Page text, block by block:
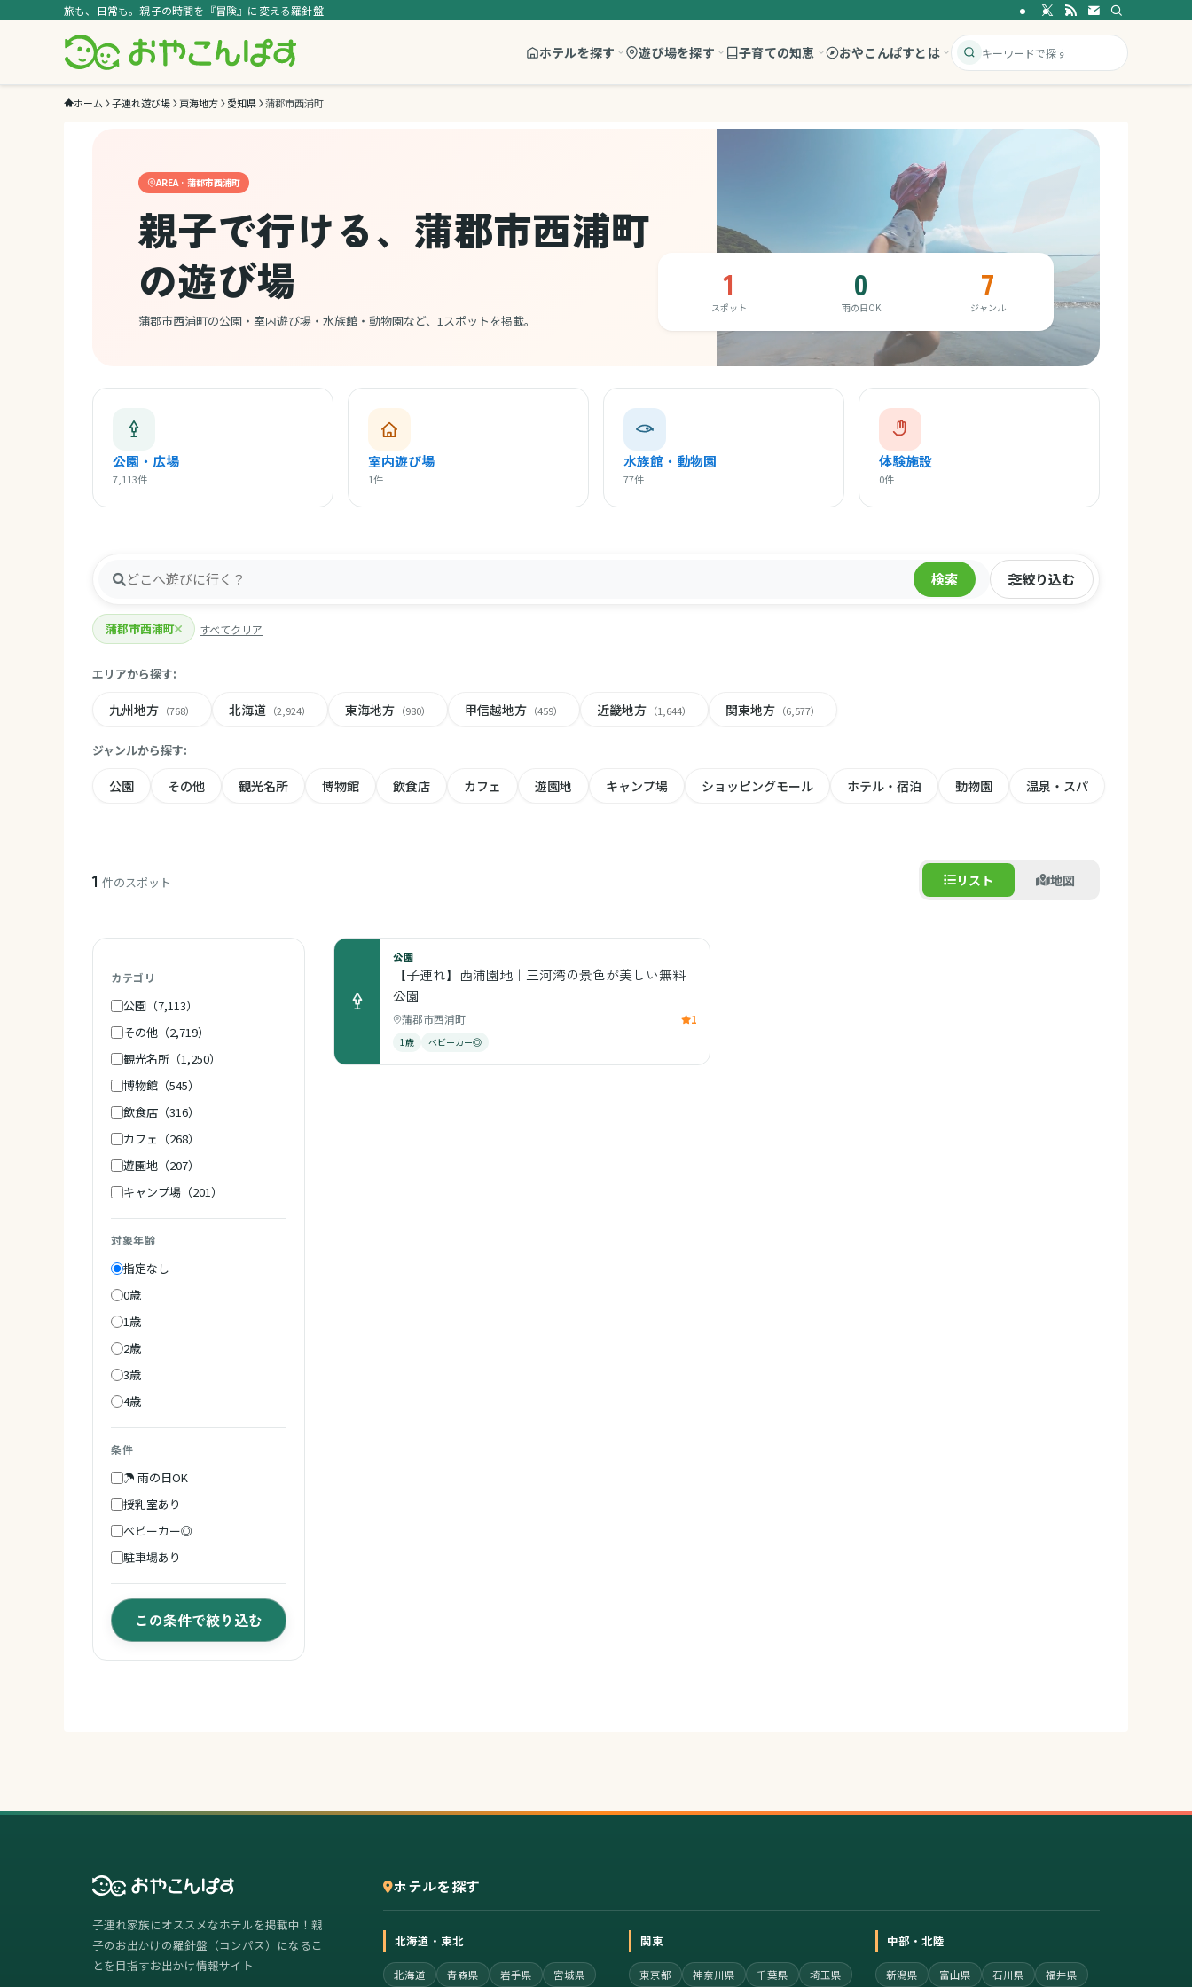
旅も、日常も。親子の時間を『冒険』に変える羅針盤
ホテルを探す 遊び場を探す 子育ての知恵 おやこんぱすとは
ホーム 子連れ遊び場 東海地方 愛知県 蒲郡市西浦町
AREA · 蒲郡市西浦町
親子で行ける、蒲郡市西浦町
の遊び場
蒲郡市西浦町の公園・室内遊び場・水族館・動物園など、1スポットを掲載。
1
スポット
0
雨の日OK
7
ジャンル
公園・広場
7,113件
室内遊び場
1件
水族館・動物園
77件
体験施設
0件
検索 絞り込む
蒲郡市西浦町 すべてクリア
エリアから探す:
九州地方 （768） 北海道 （2,924） 東海地方 （980） 甲信越地方 （459） 近畿地方 （1,644） 関東地方 （6,577）
ジャンルから探す:
公園 その他 観光名所 博物館 飲食店 カフェ 遊園地 キャンプ場 ショッピングモール ホテル・宿泊 動物園 温泉・スパ
1 件のスポット リスト 地図
カテゴリ
公園（7,113）
その他（2,719）
観光名所（1,250）
博物館（545）
飲食店（316）
カフェ（268）
遊園地（207）
キャンプ場（201）
対象年齢
指定なし
0歳
1歳
2歳
3歳
4歳
条件
☂ 雨の日OK
授乳室あり
ベビーカー◎
駐車場あり
この条件で絞り込む
公園
【子連れ】西浦園地｜三河湾の景色が美しい無料
公園
蒲郡市西浦町 1
1歳 ベビーカー◎
子連れ家族にオススメなホテルを掲載中！親
子のお出かけの羅針盤（コンパス）になるこ
とを目指すお出かけ情報サイト
ホテルを探す
北海道・東北
北海道 青森県 岩手県 宮城県
関東
東京都 神奈川県 千葉県 埼玉県
中部・北陸
新潟県 富山県 石川県 福井県